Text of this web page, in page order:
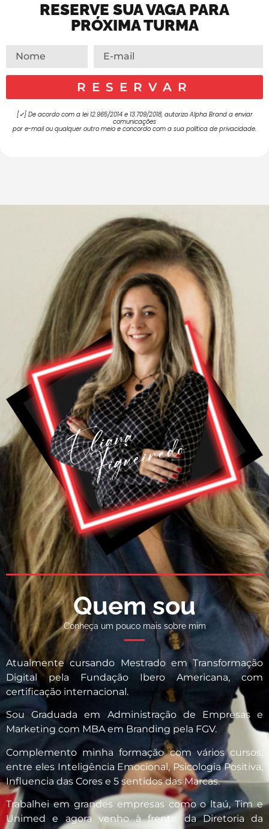
RESERVE SUA VAGA PARA
PRÓXIMA TURMA
RESERVAR
[✓] De acordo com a lei 12.965/2014 e 13.709/2018, autorizo Alpha Brand a enviar
comunicações
por e-mail ou qualquer outro meio e concordo com a sua política de privacidade.
Quem sou
Conheça um pouco mais sobre mim
Atualmente cursando Mestrado em Transformação
Digital pela Fundação Ibero Americana, com
certificação internacional.
Sou Graduada em Administração de Empresas e
Marketing com MBA em Branding pela FGV.
Complemento minha formação com vários cursos,
entre eles Inteligência Emocional, Psicologia Positiva,
Influencia das Cores e 5 sentidos das Marcas.
Trabalhei em grandes empresas como o ltaú, Tim e
Unimed e agora venho à frente da Diretoria da